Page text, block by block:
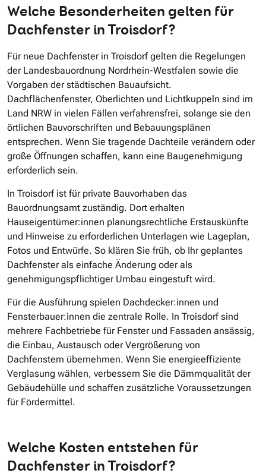
Welche Besonderheiten gelten für
Dachfenster in Troisdorf?
Für neue Dachfenster in Troisdorf gelten die Regelungen
der Landesbauordnung Nordrhein-Westfalen sowie die
Vorgaben der städtischen Bauaufsicht.
Dachflächenfenster, Oberlichten und Lichtkuppeln sind im
Land NRW in vielen Fällen verfahrensfrei, solange sie den
örtlichen Bauvorschriften und Bebauungsplänen
entsprechen. Wenn Sie tragende Dachteile verändern oder
große Öffnungen schaffen, kann eine Baugenehmigung
erforderlich sein.
In Troisdorf ist für private Bauvorhaben das
Bauordnungsamt zuständig. Dort erhalten
Hauseigentümer:innen planungsrechtliche Erstauskünfte
und Hinweise zu erforderlichen Unterlagen wie Lageplan,
Fotos und Entwürfe. So klären Sie früh, ob Ihr geplantes
Dachfenster als einfache Änderung oder als
genehmigungspflichtiger Umbau eingestuft wird.
Für die Ausführung spielen Dachdecker:innen und
Fensterbauer:innen die zentrale Rolle. In Troisdorf sind
mehrere Fachbetriebe für Fenster und Fassaden ansässig,
die Einbau, Austausch oder Vergrößerung von
Dachfenstern übernehmen. Wenn Sie energieeffiziente
Verglasung wählen, verbessern Sie die Dämmqualität der
Gebäudehülle und schaffen zusätzliche Voraussetzungen
für Fördermittel.
Welche Kosten entstehen für
Dachfenster in Troisdorf?